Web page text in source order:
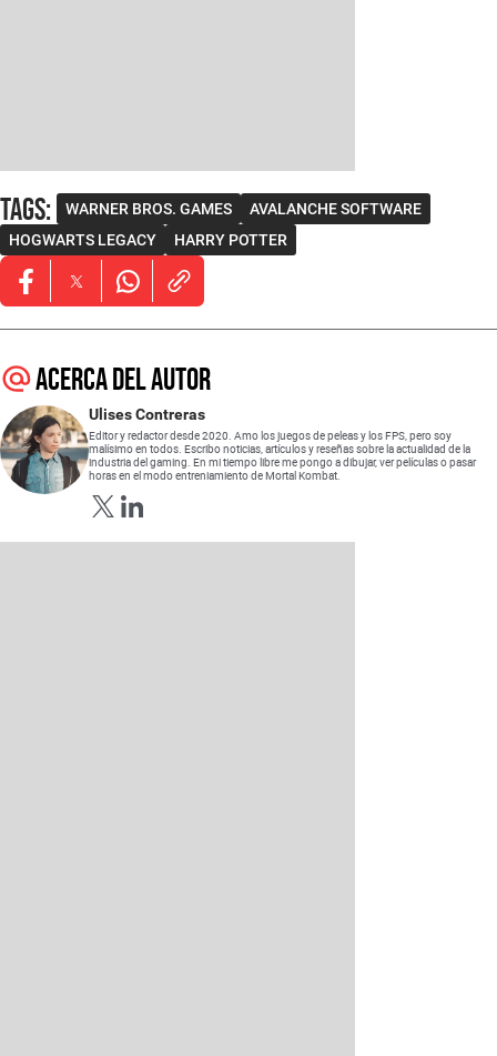
Tags: WARNER BROS. GAMES
AVALANCHE SOFTWARE
HOGWARTS LEGACY
HARRY POTTER
Opens in new window
Opens in new window
Opens in new window
Acerca del autor
Ulises Contreras
Editor y redactor desde 2020. Amo los juegos de peleas y los FPS, pero soy
malísimo en todos. Escribo noticias, artículos y reseñas sobre la actualidad de la
industria del gaming. En mi tiempo libre me pongo a dibujar, ver películas o pasar
horas en el modo entreniamiento de Mortal Kombat.
Opens in new window
Opens in new window